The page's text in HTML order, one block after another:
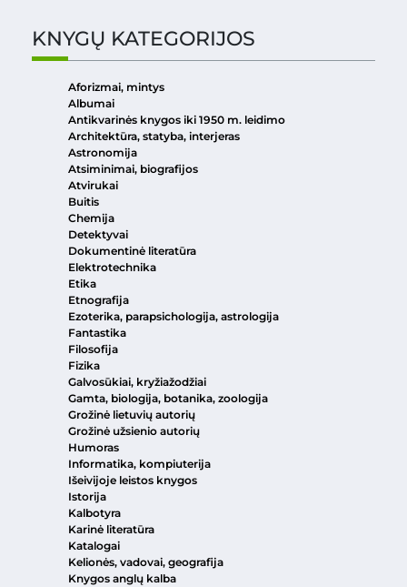
KNYGŲ KATEGORIJOS
Aforizmai, mintys
Albumai
Antikvarinės knygos iki 1950 m. leidimo
Architektūra, statyba, interjeras
Astronomija
Atsiminimai, biografijos
Atvirukai
Buitis
Chemija
Detektyvai
Dokumentinė literatūra
Elektrotechnika
Etika
Etnografija
Ezoterika, parapsichologija, astrologija
Fantastika
Filosofija
Fizika
Galvosūkiai, kryžiažodžiai
Gamta, biologija, botanika, zoologija
Grožinė lietuvių autorių
Grožinė užsienio autorių
Humoras
Informatika, kompiuterija
Išeivijoje leistos knygos
Istorija
Kalbotyra
Karinė literatūra
Katalogai
Kelionės, vadovai, geografija
Knygos anglų kalba